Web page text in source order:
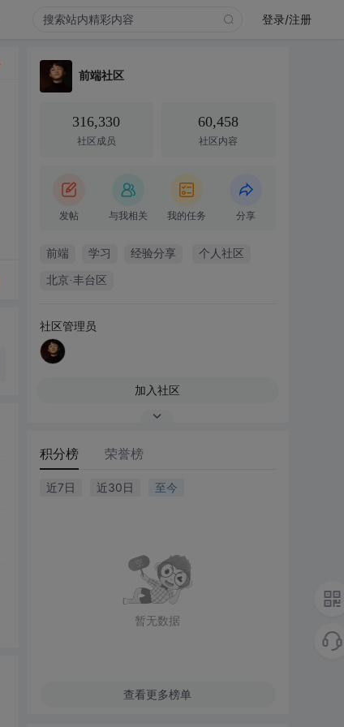
登录/注册
前端社区
316,330
社区成员
60,458
社区内容
发帖 与我相关 我的任务 分享
前端 学习 经验分享 个人社区
北京·丰台区
社区管理员
加入社区
积分榜 荣誉榜
近7日 近30日 至今
暂无数据
查看更多榜单